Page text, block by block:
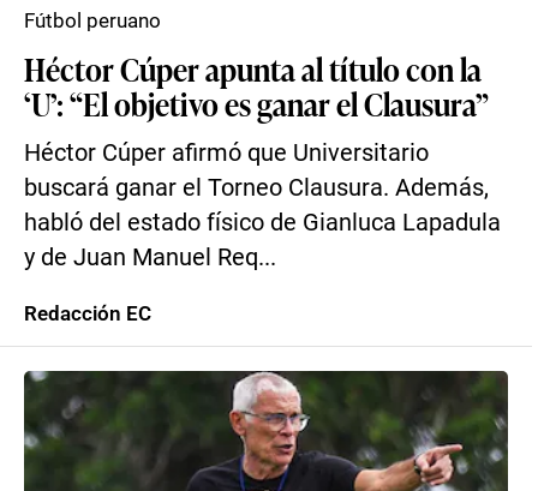
Héctor Cúper apunta al título con la
‘U’: “El objetivo es ganar el Clausura”
Héctor Cúper afirmó que Universitario
buscará ganar el Torneo Clausura. Además,
habló del estado físico de Gianluca Lapadula
y de Juan Manuel Req...
Fútbol peruano
Redacción EC